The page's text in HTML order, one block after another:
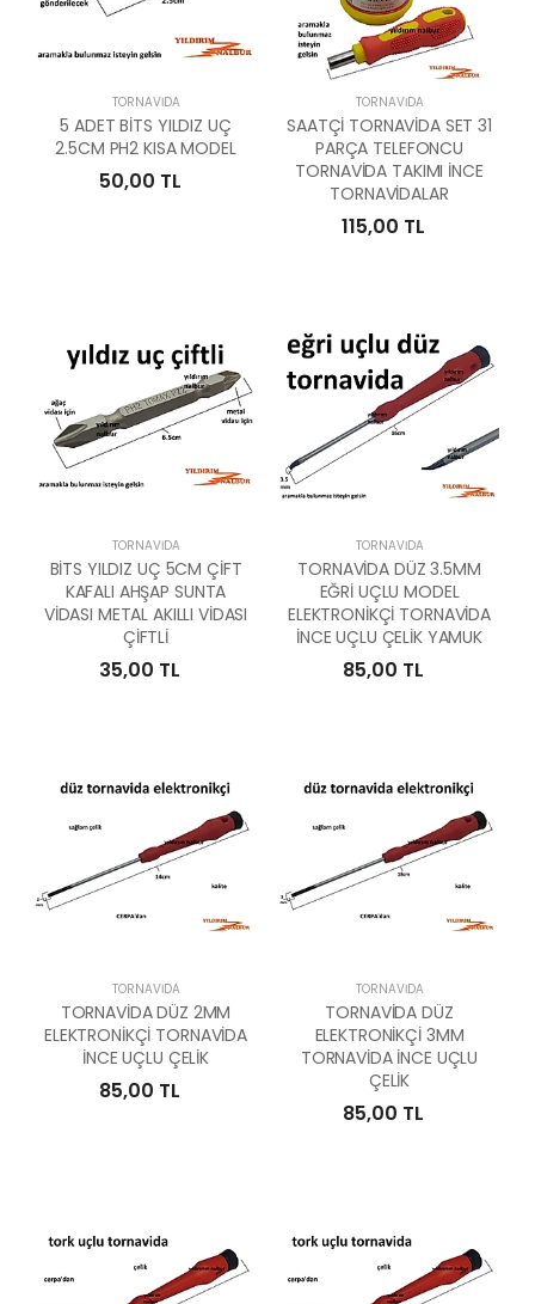
TORNAVIDA
5 ADET BİTS YILDIZ UÇ
2.5CM PH2 KISA MODEL
50,00 TL
TORNAVIDA
SAATÇİ TORNAVİDA SET 31
PARÇA TELEFONCU
TORNAVİDA TAKIMI İNCE
TORNAVİDALAR
115,00 TL
TORNAVIDA
BİTS YILDIZ UÇ 5CM ÇİFT
KAFALI AHŞAP SUNTA
VİDASI METAL AKILLI VİDASI
ÇİFTLİ
35,00 TL
TORNAVIDA
TORNAVİDA DÜZ 3.5MM
EĞRİ UÇLU MODEL
ELEKTRONİKÇİ TORNAVİDA
İNCE UÇLU ÇELİK YAMUK
85,00 TL
TORNAVIDA
TORNAVİDA DÜZ 2MM
ELEKTRONİKÇİ TORNAVİDA
İNCE UÇLU ÇELİK
85,00 TL
TORNAVIDA
TORNAVİDA DÜZ
ELEKTRONİKÇİ 3MM
TORNAVİDA İNCE UÇLU
ÇELİK
85,00 TL